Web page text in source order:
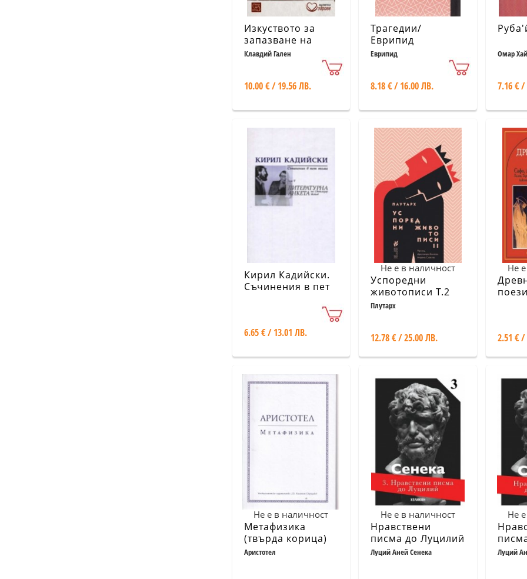
Изкуството за
запазване на
здравето
Клавдий Гален
10.00 € / 19.56 ЛВ.
Трагедии/
Еврипид
Еврипид
8.18 € / 16.00 ЛВ.
Омар
7.16 €
Кирил Кадийски.
Съчинения в пет
Светлозар Жеков
6.65 € / 13.01 ЛВ.
Не е в наличност
Успоредни
животописи Т.2
Плутарх
12.78 € / 25.00 ЛВ.
Не
2.51 €
Не е в наличност
Метафизика
(твърда корица)
Аристотел
Не е в наличност
Нравствени
писма до Луцилий
3
Луций Аней Сенека
Не
Луций